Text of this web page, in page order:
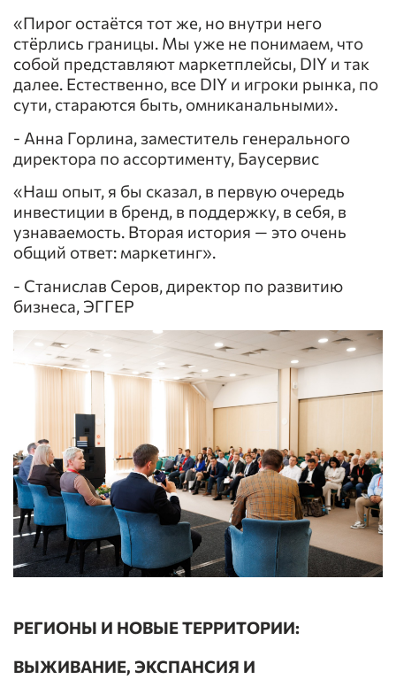
«Пирог остаётся тот же, но внутри него
стёрлись границы. Мы уже не понимаем, что
собой представляют маркетплейсы, DIY и так
далее. Естественно, все DIY и игроки рынка, по
сути, стараются быть, омниканальными».
- Анна Горлина, заместитель генерального
директора по ассортименту, Баусервис
«Наш опыт, я бы сказал, в первую очередь
инвестиции в бренд, в поддержку, в себя, в
узнаваемость. Вторая история — это очень
общий ответ: маркетинг».
- Станислав Серов, директор по развитию
бизнеса, ЭГГЕР
РЕГИОНЫ И НОВЫЕ ТЕРРИТОРИИ:
ВЫЖИВАНИЕ, ЭКСПАНСИЯ И